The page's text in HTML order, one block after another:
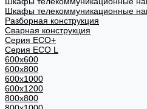
Шкафы телекоммуникационные
Разборная конструкция
Сварная конструкция
Серия ECO+
Серия ECO L
600x600
600x800
600х1000
600х1200
800x800